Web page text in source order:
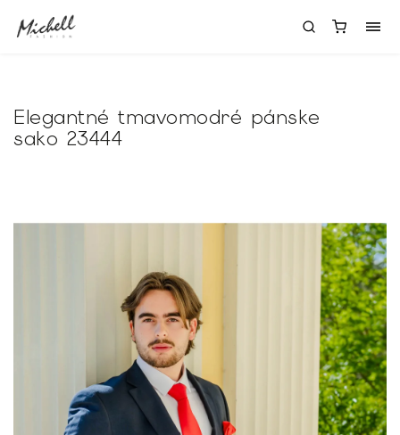
Elegantné tmavomodré pánske
sako 23444